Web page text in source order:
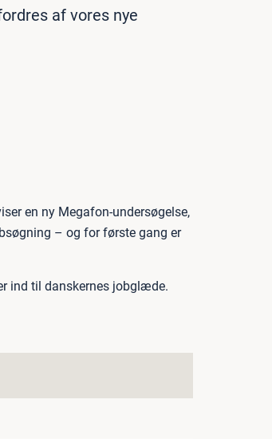
af vores nye
en ny Megafon-undersøgelse,
– og for første gang er
ind til danskernes jobglæde.